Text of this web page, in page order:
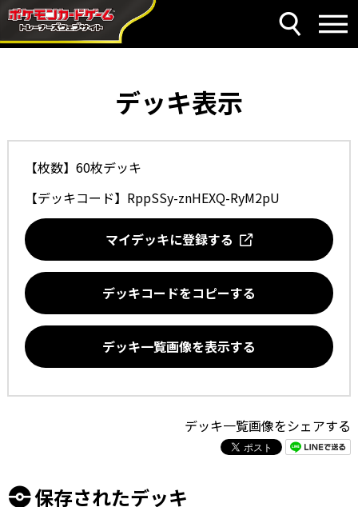
デッキ表示
【枚数】60枚デッキ
【デッキコード】 RppSSy-znHEXQ-RyM2pU
マイデッキに登録する
デッキコードをコピーする
デッキ一覧画像を表示する
デッキ一覧画像をシェアする
保存されたデッキ